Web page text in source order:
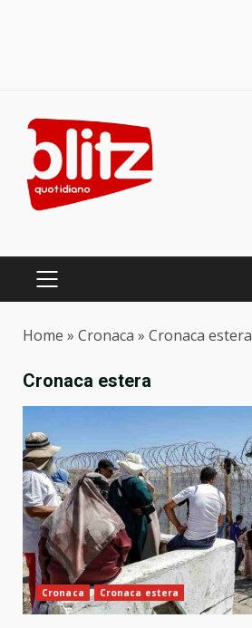
content
PRIMARY
Home » Cronaca » Cronaca estera
Cronaca estera
Cronaca Cronaca estera